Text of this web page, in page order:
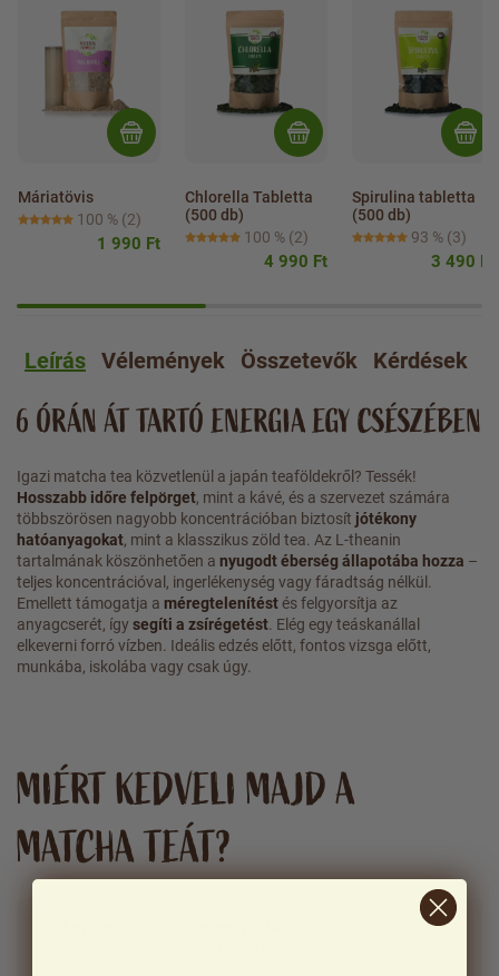
Máriatövis
100 % (2)
1 990 Ft
Chlorella Tabletta
(500 db)
100 % (2)
4 990 Ft
Spirulina tabletta
(500 db)
93 % (3)
3 490 Ft
Leírás Vélemények Összetevők Kérdések
6 ÓRÁN ÁT TARTÓ ENERGIA EGY CSÉSZÉBEN
Igazi matcha tea közvetlenül a japán teaföldekről? Tessék!
Hosszabb időre felpörget, mint a kávé, és a szervezet számára
többszörösen nagyobb koncentrációban biztosít jótékony
hatóanyagokat, mint a klasszikus zöld tea. Az L-theanin
tartalmának köszönhetően a nyugodt éberség állapotába hozza –
teljes koncentrációval, ingerlékenység vagy fáradtság nélkül.
Emellett támogatja a méregtelenítéstés felgyorsítja az
anyagcserét, így segíti a zsírégetést. Elég egy teáskanállal
elkeverni forró vízben. Ideális edzés előtt, fontos vizsga előtt,
munkába, iskolába vagy csak úgy.
MIÉRT KEDVELI MAJD A
MATCHA TEÁT?